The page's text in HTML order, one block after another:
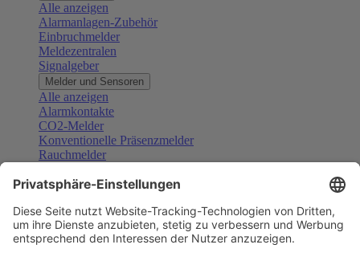
Alle anzeigen
Alarmanlagen-Zubehör
Einbruchmelder
Meldezentralen
Signalgeber
Melder und Sensoren
Alle anzeigen
Alarmkontakte
CO2-Melder
Konventionelle Präsenzmelder
Rauchmelder
Gefahrenmelder
Türsprechanlagen
Alle anzeigen
Außenstationen